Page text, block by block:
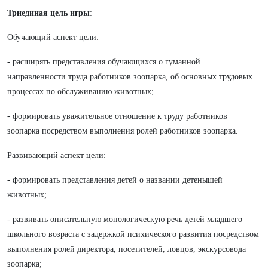
Триединая цель игры:
Обучающий аспект цели:
- расширять представления обучающихся о гуманной
направленности труда работников зоопарка, об основных трудовых
процессах по обслуживанию животных;
- формировать уважительное отношение к труду работников
зоопарка посредством выполнения ролей работников зоопарка.
Развивающий аспект цели:
- формировать представления детей о названии детенышей
животных;
- развивать описательную монологическую речь детей младшего
школьного возраста с задержкой психического развития посредством
выполнения ролей директора, посетителей, ловцов, экскурсовода
зоопарка;